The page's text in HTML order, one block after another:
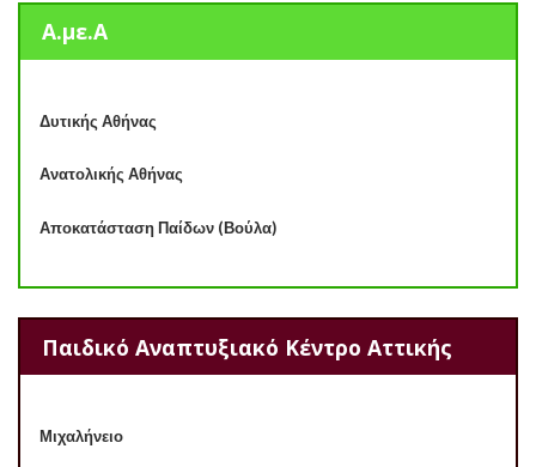
Α.με.Α
Δυτικής Αθήνας
Ανατολικής Αθήνας
Αποκατάσταση Παίδων (Βούλα)
Παιδικό Αναπτυξιακό Κέντρο Αττικής
Μιχαλήνειο